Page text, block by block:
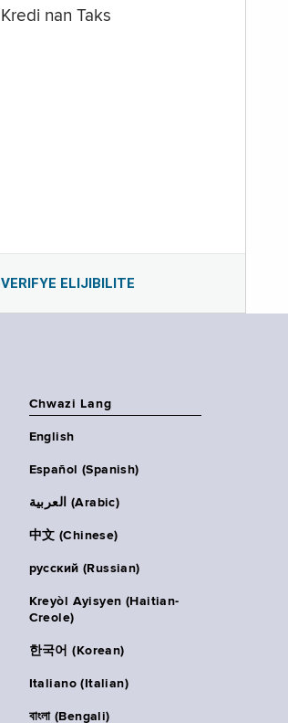
Kredi nan Taks
VERIFYE ELIJIBILITE
Chwazi Lang
English
Español (Spanish)
العربية (Arabic)
中文 (Chinese)
русский (Russian)
Kreyòl Ayisyen (Haitian-
Creole)
한국어 (Korean)
Italiano (Italian)
বাংলা (Bengali)